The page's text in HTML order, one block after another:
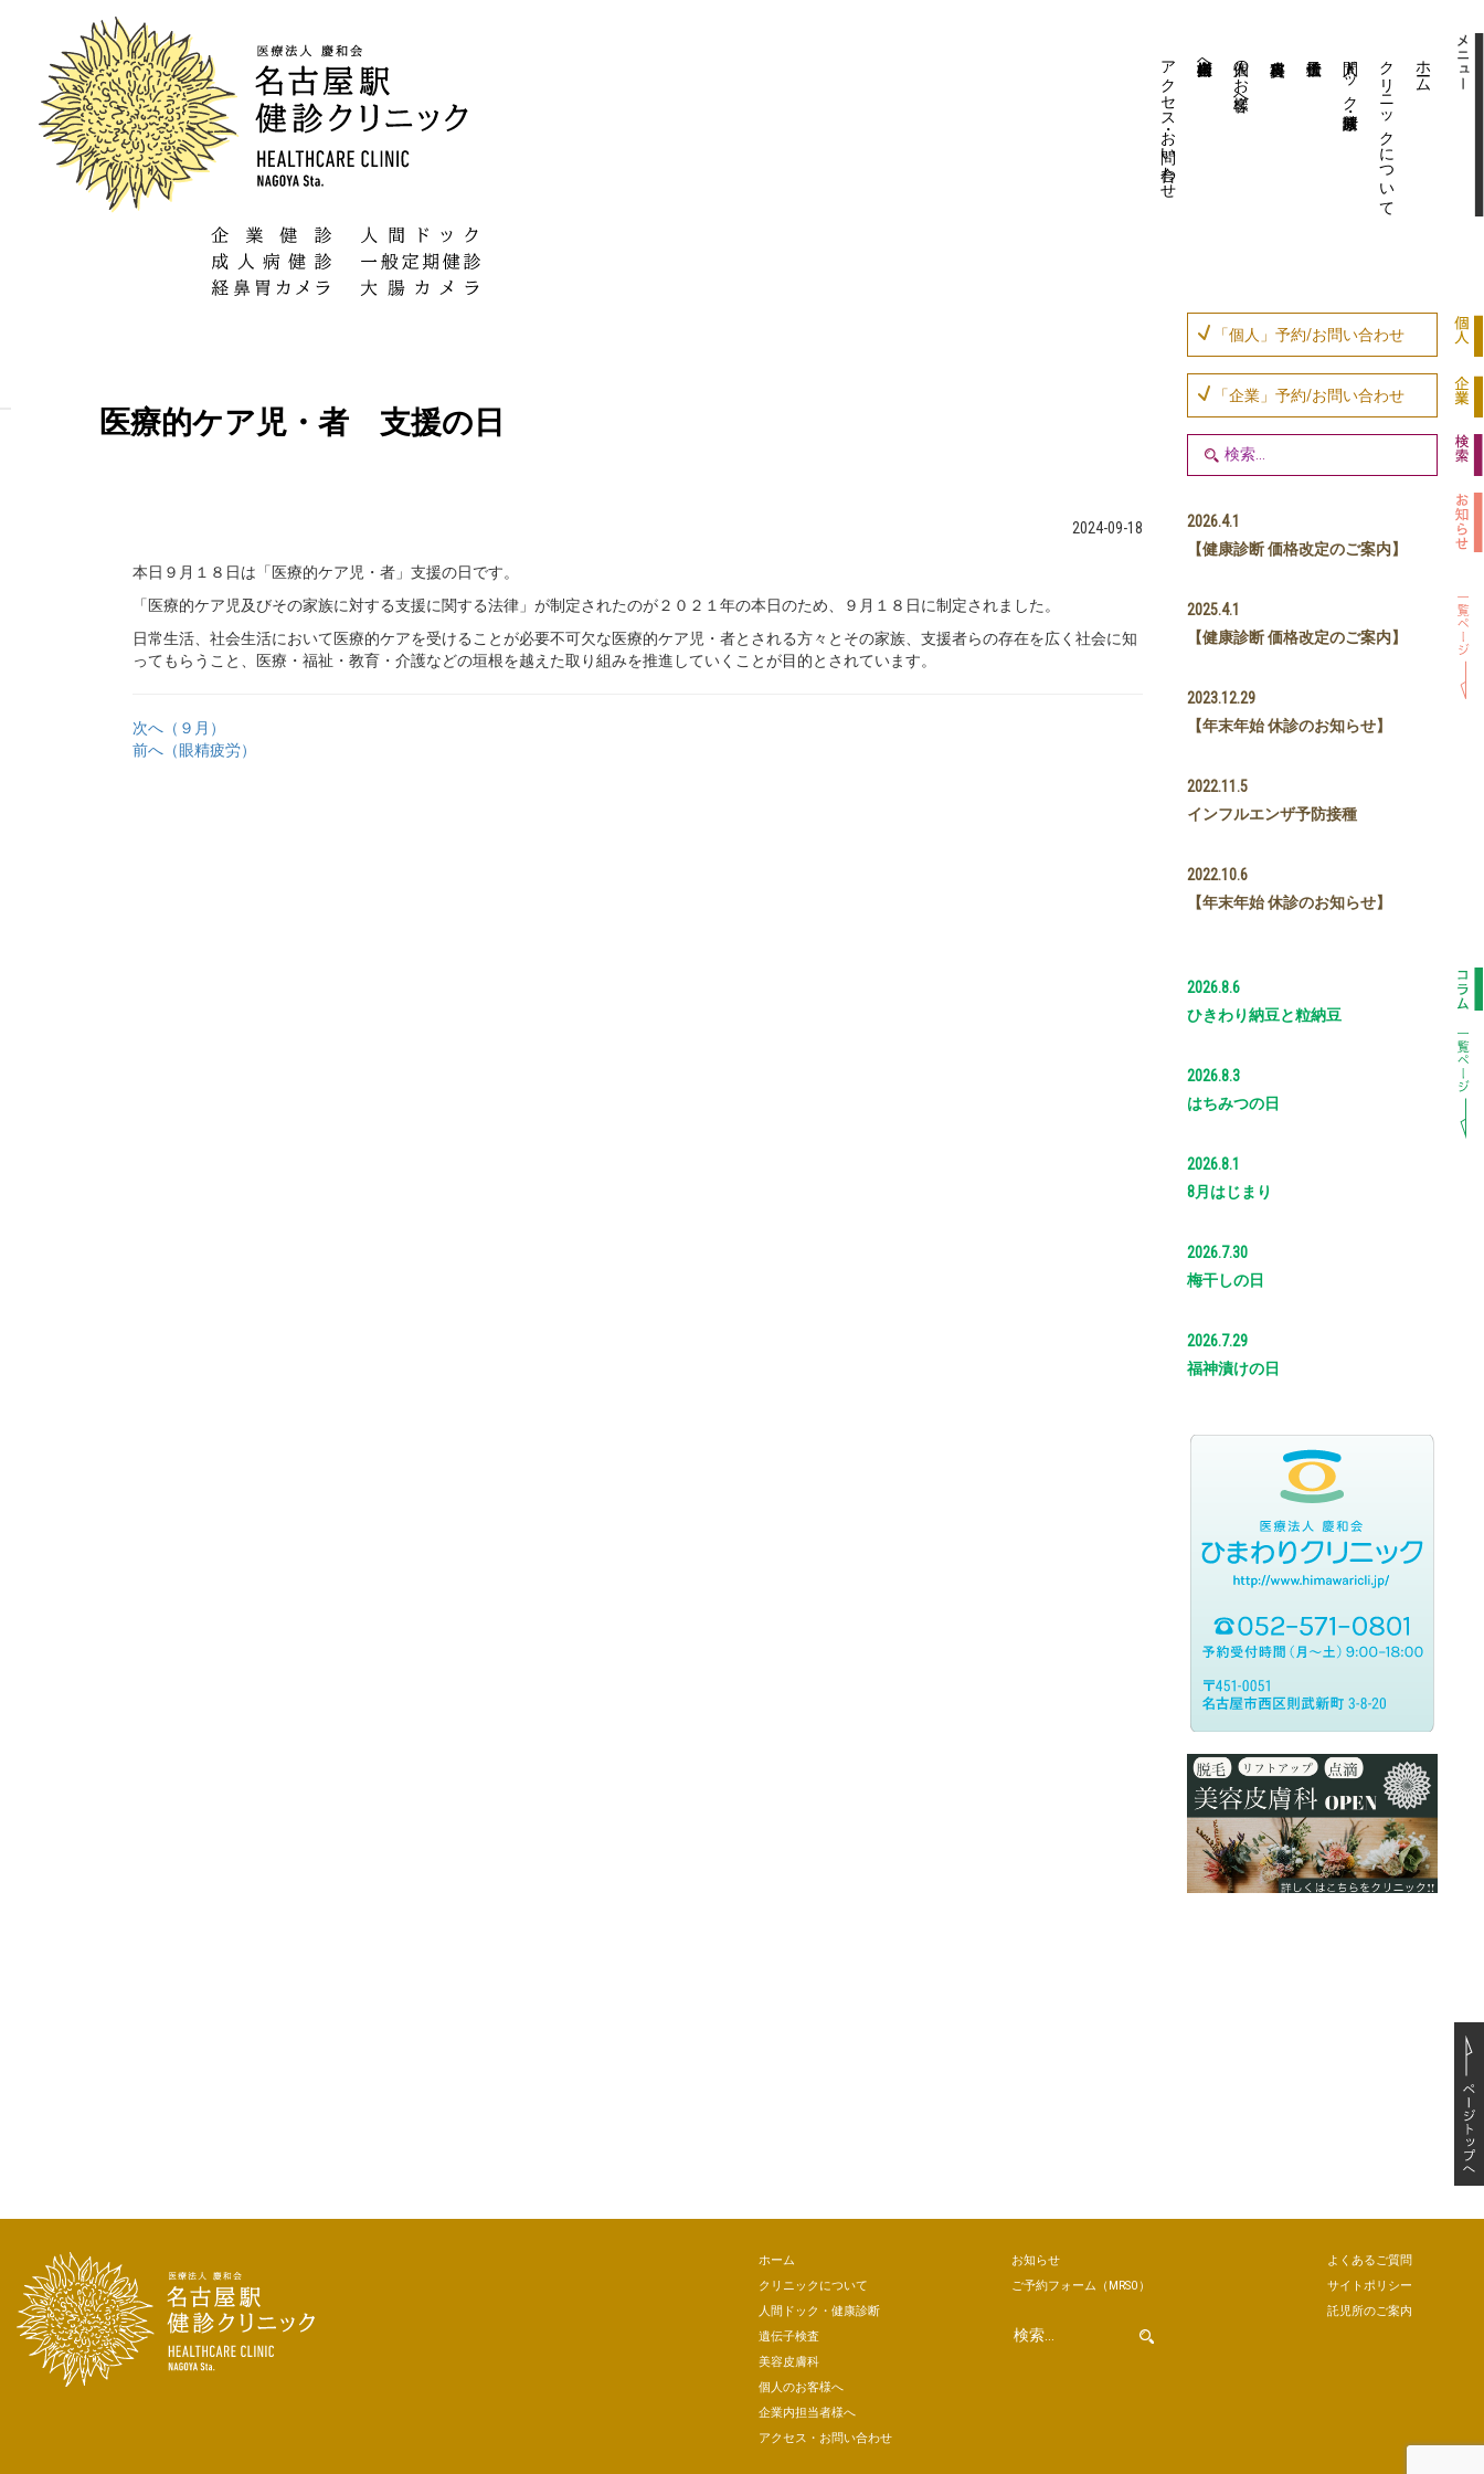
アクセス・お問い合わせ 企業内担当者様へ 個人のお客様へ 人間ドック・健康診断 クリニックについて ホーム
医療的ケア児・者 支援の日
2024-09-18
本日９月１８日は「医療的ケア児・者」支援の日です。
「医療的ケア児及びその家族に対する支援に関する法律」が制定されたのが２０２１年の本日のため、９月１８日に制定されました。
日常生活、社会生活において医療的ケアを受けることが必要不可欠な医療的ケア児・者とされる方々とその家族、支援者らの存在を広く社会に知
ってもらうこと、医療・福祉・教育・介護などの垣根を越えた取り組みを推進していくことが目的とされています。
次へ（９月）
前へ（眼精疲労）
「個人」予約/お問い合わせ
「企業」予約/お問い合わせ
2026.4.1
【健康診断 価格改定のご案内】
2025.4.1
【健康診断 価格改定のご案内】
2023.12.29
【年末年始 休診のお知らせ】
2022.11.5
インフルエンザ予防接種
2022.10.6
【年末年始 休診のお知らせ】
2026.8.6
ひきわり納豆と粒納豆
2026.8.3
はちみつの日
2026.8.1
8月はじまり
2026.7.30
梅干しの日
2026.7.29
福神漬けの日
ホーム
クリニックについて
人間ドック・健康診断
遺伝子検査
美容皮膚科
個人のお客様へ
企業内担当者様へ
アクセス・お問い合わせ
お知らせ
ご予約フォーム （MRSO）
よくあるご質問
サイトポリシー
託児所のご案内